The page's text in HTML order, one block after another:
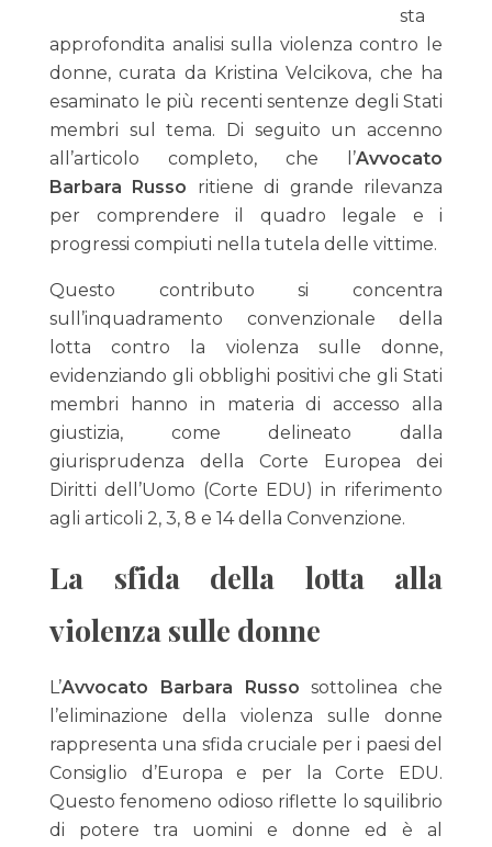
sta
approfondita analisi sulla violenza contro le
donne, curata da Kristina Velcikova, che ha
esaminato le più recenti sentenze degli Stati
membri sul tema. Di seguito un accenno
all’articolo completo, che l’Avvocato
Barbara Russo ritiene di grande rilevanza
per comprendere il quadro legale e i
progressi compiuti nella tutela delle vittime.
Questo contributo si concentra
sull’inquadramento convenzionale della
lotta contro la violenza sulle donne,
evidenziando gli obblighi positivi che gli Stati
membri hanno in materia di accesso alla
giustizia, come delineato dalla
giurisprudenza della Corte Europea dei
Diritti dell’Uomo (Corte EDU) in riferimento
agli articoli 2, 3, 8 e 14 della Convenzione.
La sfida della lotta alla
violenza sulle donne
L’Avvocato Barbara Russo sottolinea che
l’eliminazione della violenza sulle donne
rappresenta una sfida cruciale per i paesi del
Consiglio d’Europa e per la Corte EDU.
Questo fenomeno odioso riflette lo squilibrio
di potere tra uomini e donne ed è al